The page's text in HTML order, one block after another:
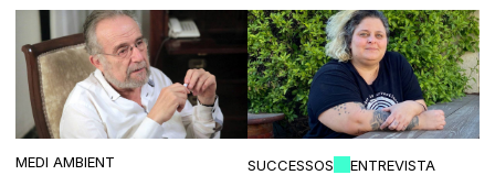
MEDI AMBIENT
SUCCESSOS
ENTREVISTA